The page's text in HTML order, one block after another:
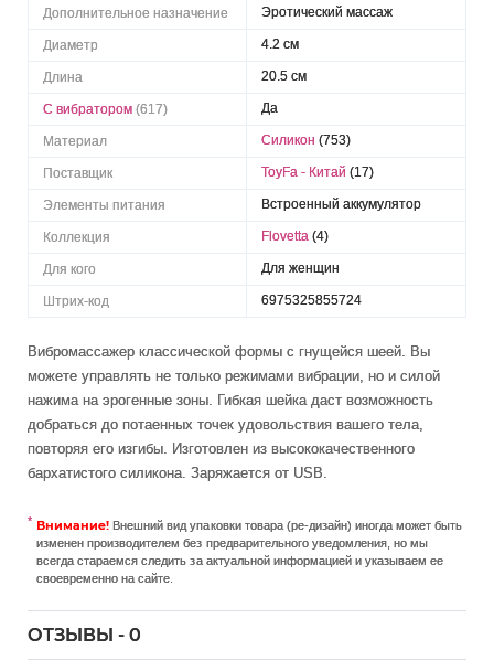
Дополнительное назначение Эротический массаж
Диаметр 4.2 см
Длина 20.5 см
С вибратором (617) Да
Материал Силикон (753)
Поставщик ToyFa - Китай (17)
Элементы питания Встроенный аккумулятор
Коллекция Flovetta (4)
Для кого Для женщин
Штрих-код 6975325855724
Вибромассажер классической формы с гнущейся шеей. Вы
можете управлять не только режимами вибрации, но и силой
нажима на эрогенные зоны. Гибкая шейка даст возможность
добраться до потаенных точек удовольствия вашего тела,
повторяя его изгибы. Изготовлен из высококачественного
бархатистого силикона. Заряжается от USB.
Внимание! Внешний вид упаковки товара (ре-дизайн) иногда может быть
изменен производителем без предварительного уведомления, но мы
всегда стараемся следить за актуальной информацией и указываем ее
своевременно на сайте.
ОТЗЫВЫ - 0